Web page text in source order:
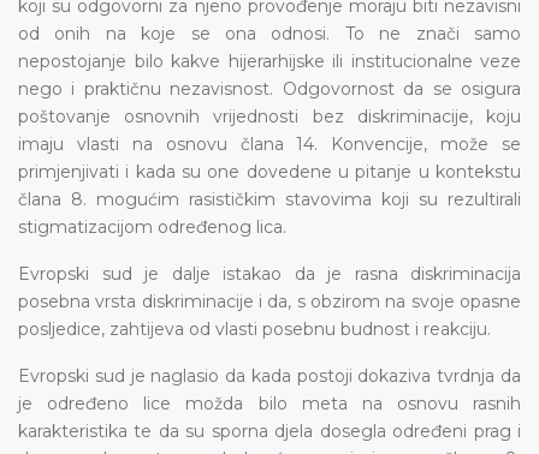
koji su odgovorni za njeno provođenje moraju biti nezavisni
od onih na koje se ona odnosi. To ne znači samo
nepostojanje bilo kakve hijerarhijske ili institucionalne veze
nego i praktičnu nezavisnost. Odgovornost da se osigura
poštovanje osnovnih vrijednosti bez diskriminacije, koju
imaju vlasti na osnovu člana 14. Konvencije, može se
primjenjivati i kada su one dovedene u pitanje u kontekstu
člana 8. mogućim rasističkim stavovima koji su rezultirali
stigmatizacijom određenog lica.
Evropski sud je dalje istakao da je rasna diskriminacija
posebna vrsta diskriminacije i da, s obzirom na svoje opasne
posljedice, zahtijeva od vlasti posebnu budnost i reakciju.
Evropski sud je naglasio da kada postoji dokaziva tvrdnja da
je određeno lice možda bilo meta na osnovu rasnih
karakteristika te da su sporna djela dosegla određeni prag i